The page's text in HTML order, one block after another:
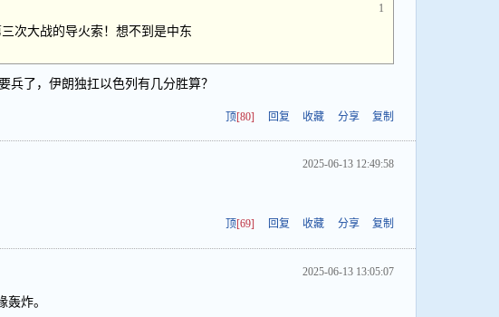
1
次大战的导火索！想不到是中东
兵了，伊朗独扛以色列有几分胜算？
顶[80] 回复 收藏 分享 复制
2025-06-13 12:49:58
顶[69] 回复 收藏 分享 复制
2025-06-13 13:05:07
轰炸。